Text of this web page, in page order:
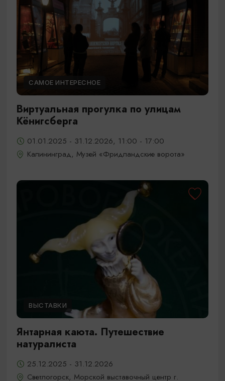
САМОЕ ИНТЕРЕСНОЕ
Виртуальная прогулка по улицам
Кёнигсберга
01.01.2025 - 31.12.2026, 11:00 - 17:00
Калининград, Музей «Фридландские ворота»
ВЫСТАВКИ
Янтарная каюта. Путешествие
натуралиста
25.12.2025 - 31.12.2026
Светлогорск, Морской выставочный центр г.